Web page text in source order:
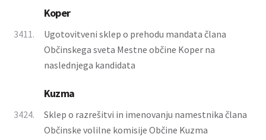
Koper
3411.
Ugotovitveni sklep o prehodu mandata člana
Občinskega sveta Mestne občine Koper na
naslednjega kandidata
Kuzma
3424.
Sklep o razrešitvi in imenovanju namestnika člana
Občinske volilne komisije Občine Kuzma